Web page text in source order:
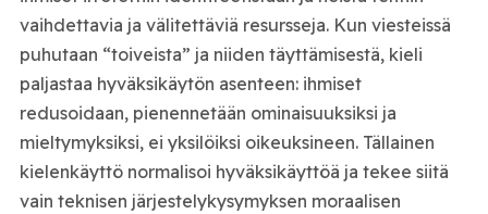
vaihdettavia ja välitettäviä resursseja. Kun viesteissä
puhutaan “toiveista” ja niiden täyttämisestä, kieli
paljastaa hyväksikäytön asenteen: ihmiset
redusoidaan, pienennetään ominaisuuksiksi ja
mieltymyksiksi, ei yksilöiksi oikeuksineen. Tällainen
kielenkäyttö normalisoi hyväksikäyttöä ja tekee siitä
vain teknisen järjestelykysymyksen moraalisen